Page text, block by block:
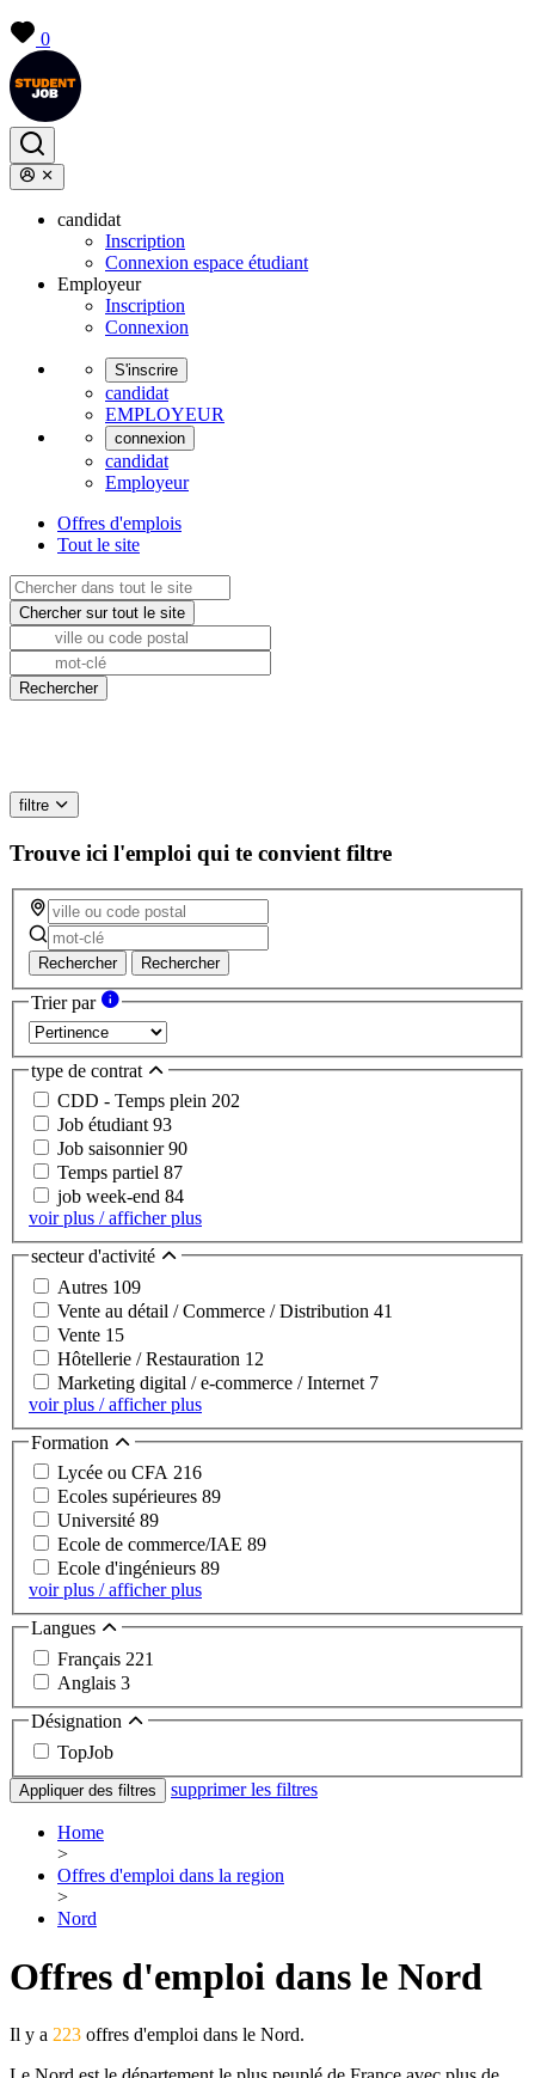
0
candidat
Inscription
Connexion espace étudiant
Employeur
Inscription
Connexion
S'inscrire
candidat
EMPLOYEUR
connexion
candidat
Employeur
Offres d'emplois
Tout le site
filtre
Trouve ici l'emploi qui te convient filtre
Rechercher Rechercher
Trier par
type de contrat
CDD - Temps plein 202
Job étudiant 93
Job saisonnier90
Temps partiel 87
job week-end 84
voir plus / afficher plus
secteur d'activité
Autres 109
Vente au détail / Commerce / Distribution 41
Vente 15
Hôtellerie / Restauration 12
Marketing digital / e-commerce / Internet 7
voir plus / afficher plus
Formation
Lycée ou CFA 216
Ecoles supérieures 89
Université 89
Ecole de commerce/IAE 89
Ecole d'ingénieurs 89
voir plus / afficher plus
Langues
Français 221
Anglais 3
Désignation
TopJob
Appliquer des filtres supprimer les filtres
Home
>
Offres d'emploi dans la region
>
Nord
Offres d'emploi dans le Nord
Il y a 223 offres d'emploi dans le Nord.